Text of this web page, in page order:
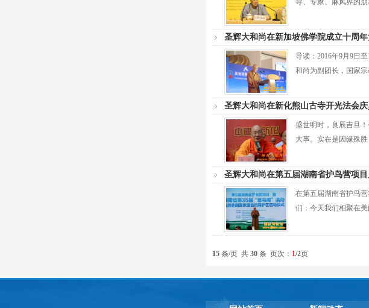
导、专家、麻风界的
圣辉大和尚在新加坡佛学院成立十周
导读：2016年9月9日
和尚为副团长，国家
圣辉大和尚在新化熊山古寺开光法会
盛世明时，良辰吉旦
大事。实在是因缘殊
圣辉大和尚在第五届湖南省护鸟营项
在第五届湖南省护鸟
们：今天我们相聚在
15 条/页 共 30 条 页次： 1/2页